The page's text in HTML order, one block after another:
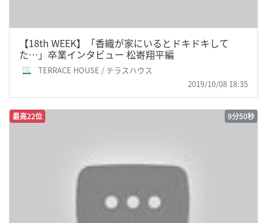
【18th WEEK】「香織が家にいるとドキドキして
た…」卒業インタビュー 松㟢翔平編
TERRACE HOUSE / テラスハウス
2019/10/08 18:35
最高22位 9分50秒